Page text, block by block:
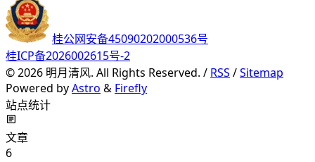
桂公网安备45090202000536号
桂ICP备2026002615号-2
©2026 明月清风. All Rights Reserved. / RSS /Sitemap
Powered byAstro & Firefly
站点统计
文章
6